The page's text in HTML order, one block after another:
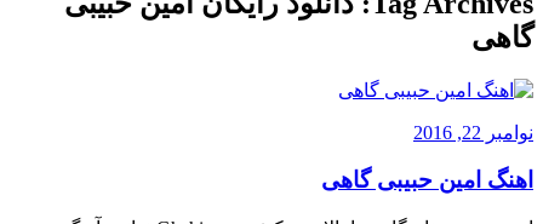
گاهی
نوامبر 22, 2016
اهنگ امین حبیبی گاهی